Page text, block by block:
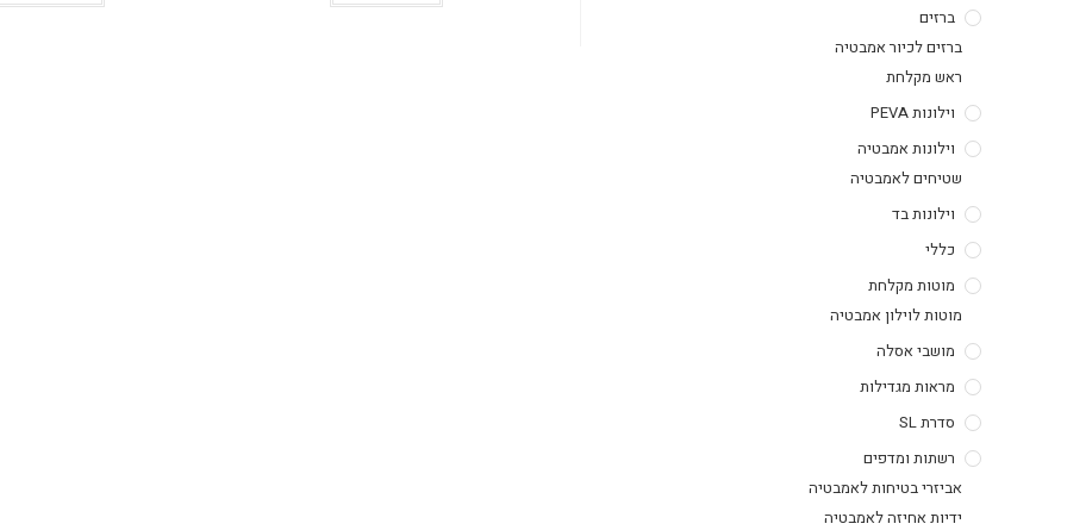
ברזים
ברזים לכיור אמבטיה
ראש מקלחת
וילונות PEVA
וילונות אמבטיה
שטיחים לאמבטיה
וילונות בד
כללי
מוטות מקלחת
מוטות לוילון אמבטיה
מושבי אסלה
מראות מגדילות
סדרת SL
רשתות ומדפים
אביזרי בטיחות לאמבטיה
ידיות אחיזה לאמבטיה